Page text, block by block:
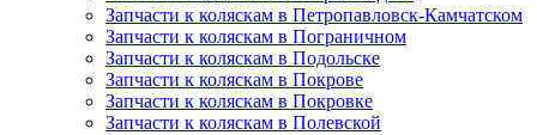
Запчасти к коляскам в Петропавловск-Камчатском
Запчасти к коляскам в Пограничном
Запчасти к коляскам в Подольске
Запчасти к коляскам в Покрове
Запчасти к коляскам в Покровке
Запчасти к коляскам в Полевской